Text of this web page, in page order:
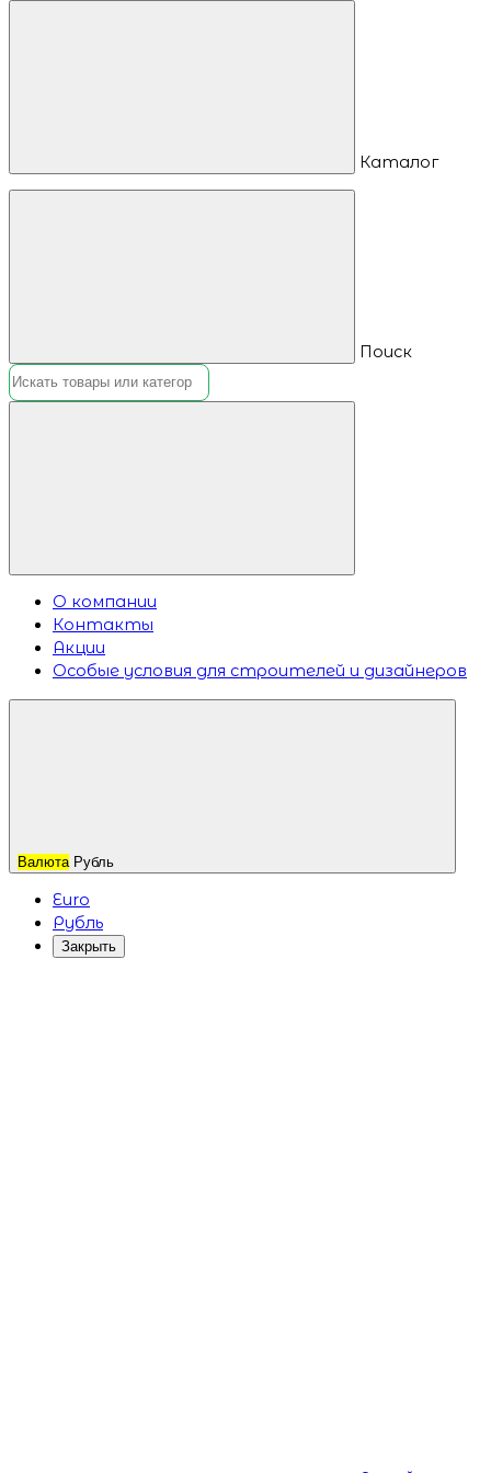
Каталог
Поиск
О компании
Контакты
Акции
Особые условия для строителей и дизайнеров
Валюта Рубль
Euro
Рубль
Закрыть